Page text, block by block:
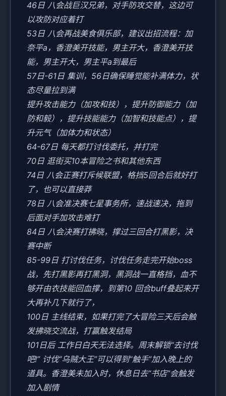
46日 八会战巨汉兄弟，对手防攻交替，这边可
以攻防对应着打
53日 八会再战美食俱乐部，建议出招流程：加
奈平a，香澄美开技能，男主开大，香澄美开技
能，男主开大，男主平a到最后
57日-61日 集训，56日确保睡觉能补满体力，状
态尽量拉到满
提升攻击能力（加攻和技），提升防御能力（加
防和毅），提升技能能力（加智和技能点），提
升元气（加体力和状态）
64-67日 每天都打讨伐委托，并打完
70日 逛街买10本冒险之书和其他东西
74日 八会正赛打斥候联盟，格挡5回合后就好打
了，也可以直接莽
78日 八会准决赛七星事务所，速战速决，拖到
后面对手加攻击难打
84日 八会决赛打拂晓，撑过三回合打黑影，决
赛中断
85-99日 打讨伐任务，讨伐任务走完开始boss
战，先打黑影再打黑洞，黑洞战一直格挡，血不
够开由衣技能回血撑，到第10 回合buff叠起来开
大再补几下就行了，
100日 主线结束，如果打完了大冒险三天后会触
发拂晓交流战，打赢触发结局
101日后 工作日白天无法选择。周末解锁“去讨伐
吧!” 讨伐“乌贼大王”可以得到“触手”加入晚上的
道具。香澄美未加入时，休息日去“书店”会触发
加入剧情